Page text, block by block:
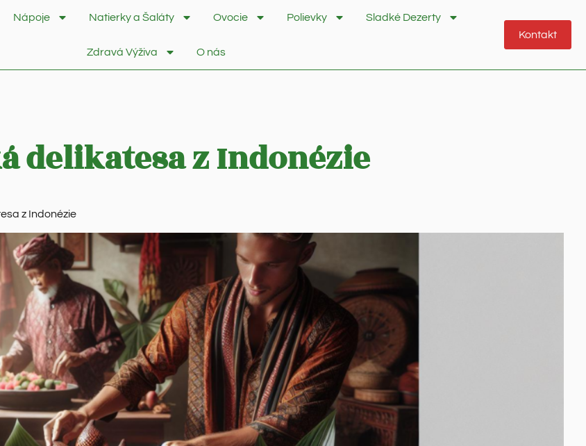
Nápoje Natierky a Šaláty Ovocie Polievky Sladké Dezerty
Zdravá Výživa O nás
Kontakt
delikatesa z Indonézie
z Indonézie